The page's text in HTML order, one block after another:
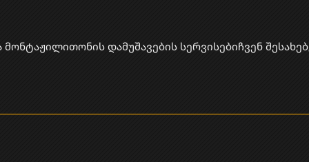
მონტაჟი​ლითონის დამუშავების სერვისებიჩვენ შესახებ